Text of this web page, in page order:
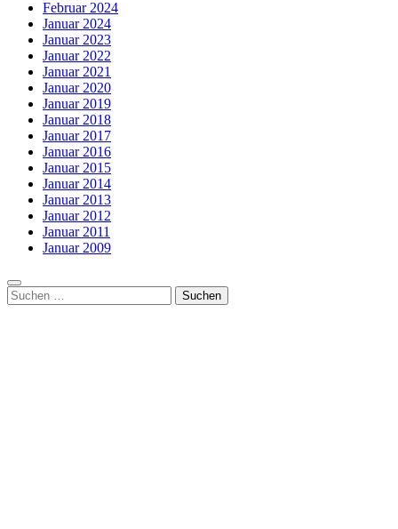
Februar 2024
Januar 2024
Januar 2023
Januar 2022
Januar 2021
Januar 2020
Januar 2019
Januar 2018
Januar 2017
Januar 2016
Januar 2015
Januar 2014
Januar 2013
Januar 2012
Januar 2011
Januar 2009
Suchen
nach: